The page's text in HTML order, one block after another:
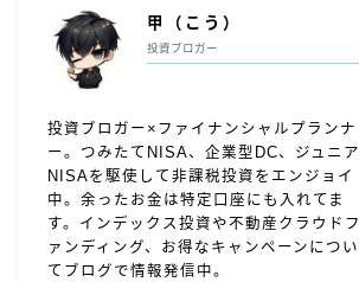
甲（こう）
投資ブロガー
投資ブロガー×ファイナンシャルプランナ
ー。つみたてNISA、企業型DC、ジュニア
NISAを駆使して非課税投資をエンジョイ
中。余ったお金は特定口座にも入れてま
す。インデックス投資や不動産クラウドフ
ァンディング、お得なキャンペーンについ
てブログで情報発信中。